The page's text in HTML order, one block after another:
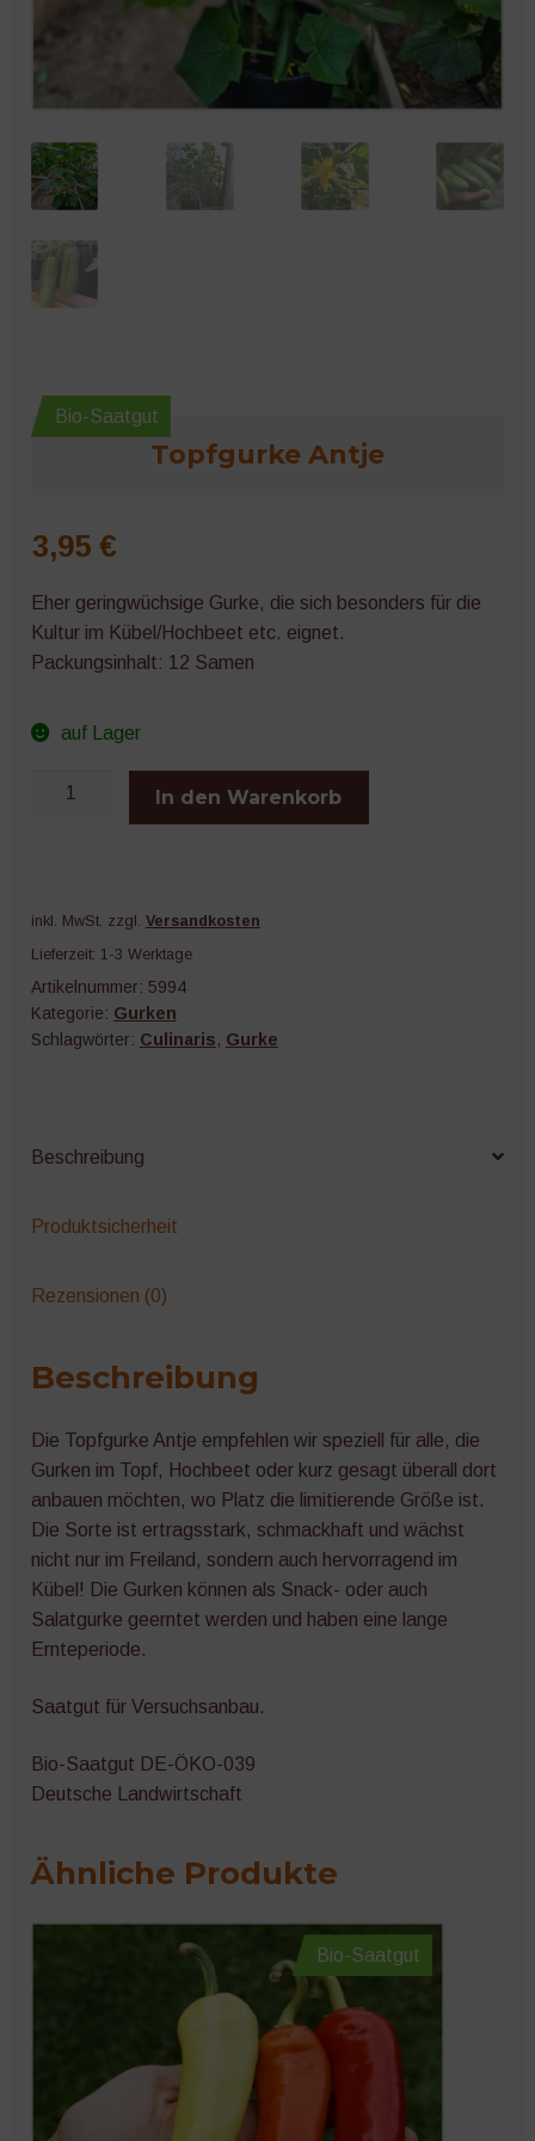
Bio-Saatgut
Topfgurke Antje
3,95 €
Eher geringwüchsige Gurke, die sich besonders für die
Kultur im Kübel/Hochbeet etc. eignet.
Packungsinhalt: 12 Samen
auf Lager
Topfgurke
In den Warenkorb
inkl. MwSt. zzgl. Versandkosten
Lieferzeit: 1-3 Werktage
Artikelnummer: 5994
Kategorie: Gurken
Schlagwörter: Culinaris, Gurke
Beschreibung
Produktsicherheit
Rezensionen (0)
Beschreibung
Die Topfgurke Antje empfehlen wir speziell für alle, die
Gurken im Topf, Hochbeet oder kurz gesagt überall dort
anbauen möchten, wo Platz die limitierende Größe ist.
Die Sorte ist ertragsstark, schmackhaft und wächst
nicht nur im Freiland, sondern auch hervorragend im
Kübel! Die Gurken können als Snack- oder auch
Salatgurke geerntet werden und haben eine lange
Ernteperiode.
Saatgut für Versuchsanbau.
Bio-Saatgut DE-ÖKO-039
Deutsche Landwirtschaft
Ähnliche Produkte
Bio-Saatgut